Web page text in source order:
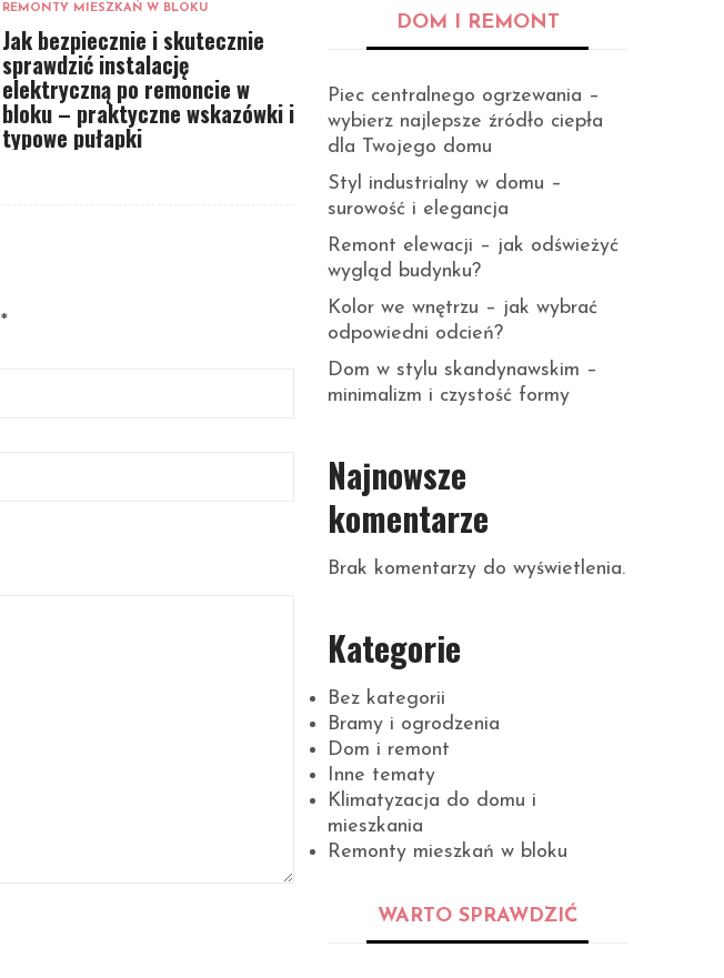
REMONTY MIESZKAŃ W BLOKU
Jak bezpiecznie i skutecznie
sprawdzić instalację
elektryczną po remoncie w
bloku – praktyczne wskazówki i
typowe pułapki
Jak skutecznie sprawdzić
remoncie — metody i
najczęstsze pułapki do
uniknięcia
*
DOM I REMONT
Piec centralnego ogrzewania –
wybierz najlepsze źródło ciepła
dla Twojego domu
Styl industrialny w domu –
surowość i elegancja
Remont elewacji – jak odświeżyć
wygląd budynku?
Kolor we wnętrzu – jak wybrać
odpowiedni odcień?
Dom w stylu skandynawskim –
minimalizm i czystość formy
Najnowsze
komentarze
Brak komentarzy do wyświetlenia.
Kategorie
Bez kategorii
Bramy i ogrodzenia
Dom i remont
Inne tematy
Klimatyzacja do domu i
mieszkania
Remonty mieszkań w bloku
WARTO SPRAWDZIĆ